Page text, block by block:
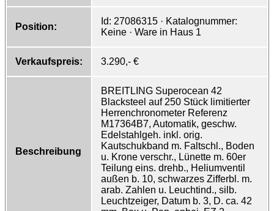
Position:
Id: 27086315 · Katalognummer:
Keine · Ware in Haus 1
Verkaufspreis: 3.290,- €
Beschreibung
BREITLING Superocean 42
Blacksteel auf 250 Stück limitierter
Herrenchronometer Referenz
M17364B7, Automatik, geschw.
Edelstahlgeh. inkl. orig.
Kautschukband m. Faltschl., Boden
u. Krone verschr., Lünette m. 60er
Teilung eins. drehb., Heliumventil
außen b. 10, schwarzes Zifferbl. m.
arab. Zahlen u. Leuchtind., silb.
Leuchtzeiger, Datum b. 3, D. ca. 42